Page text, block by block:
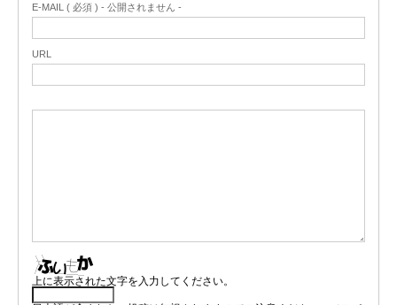
E-MAIL ( 必須 ) - 公開されません -
URL
上に表示された文字を入力してください。